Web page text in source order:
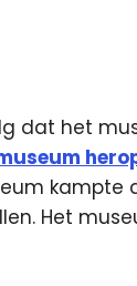
dat het
kampte
Het